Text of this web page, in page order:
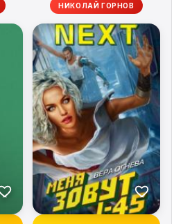
НИКОЛАЙ ГОРНОВ